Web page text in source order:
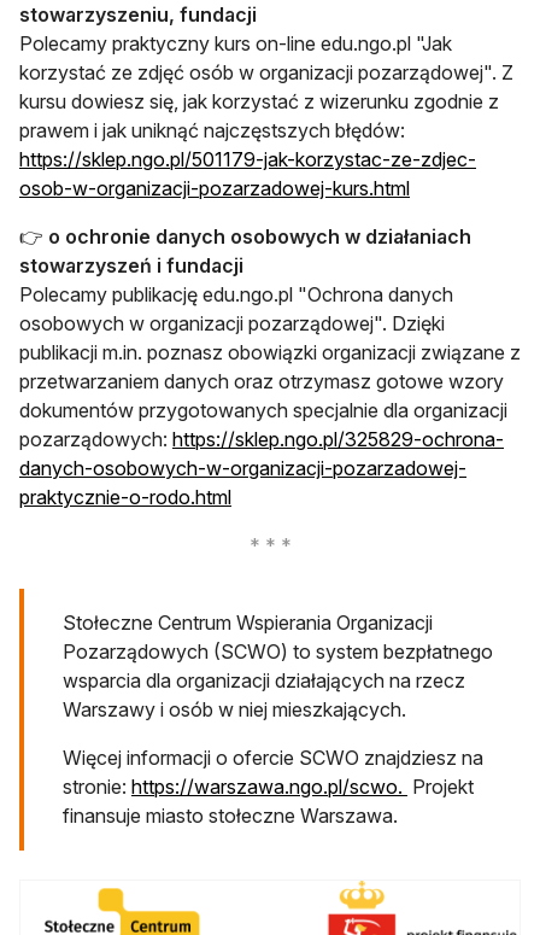
stowarzyszeniu, fundacji
Polecamy praktyczny kurs on-line edu.ngo.pl "Jak
korzystać ze zdjęć osób w organizacji pozarządowej". Z
kursu dowiesz się, jak korzystać z wizerunku zgodnie z
prawem i jak uniknąć najczęstszych błędów:
https://sklep.ngo.pl/501179-jak-korzystac-ze-zdjec-
osob-w-organizacji-pozarzadowej-kurs.html
👉 o ochronie danych osobowych w działaniach
stowarzyszeń i fundacji
Polecamy publikację edu.ngo.pl "Ochrona danych
osobowych w organizacji pozarządowej". Dzięki
publikacji m.in. poznasz obowiązki organizacji związane z
przetwarzaniem danych oraz otrzymasz gotowe wzory
dokumentów przygotowanych specjalnie dla organizacji
pozarządowych: https://sklep.ngo.pl/325829-ochrona-
danych-osobowych-w-organizacji-pozarzadowej-
praktycznie-o-rodo.html
Stołeczne Centrum Wspierania Organizacji
Pozarządowych (SCWO) to system bezpłatnego
wsparcia dla organizacji działających na rzecz
Warszawy i osób w niej mieszkających.
Więcej informacji o ofercie SCWO znajdziesz na
stronie: https://warszawa.ngo.pl/scwo. Projekt
finansuje miasto stołeczne Warszawa.